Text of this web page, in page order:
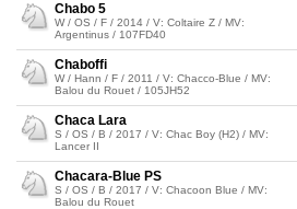
Chabo 5
W / OS / F / 2014 / V: Coltaire Z / MV:
Argentinus / 107FD40
Chaboffi
W / Hann / F / 2011 / V: Chacco-Blue / MV:
Balou du Rouet / 105JH52
Chaca Lara
S / OS / B / 2017 / V: Chac Boy (H2) / MV:
Lancer II
Chacara-Blue PS
S / OS / B / 2017 / V: Chacoon Blue / MV:
Balou du Rouet